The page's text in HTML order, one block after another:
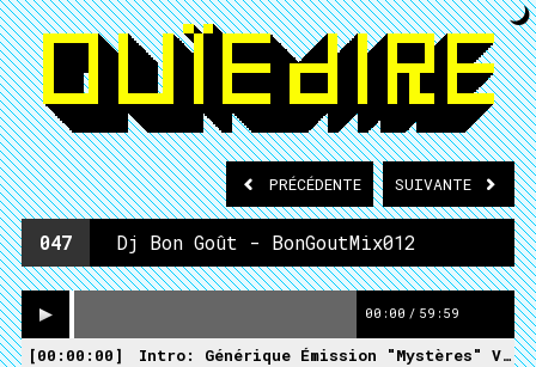
PRÉCÉDENTE SUIVANTE
047 Dj Bon Goût - BonGoutMix012
00:00 / 59:59
00:00:00
Intro: Générique Émission "Mystères" Vs. Klangkrieg